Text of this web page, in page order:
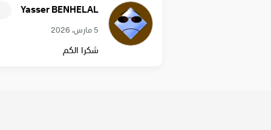
Yasser BENHELAL
5 مارس، 2026
شكرا الكم